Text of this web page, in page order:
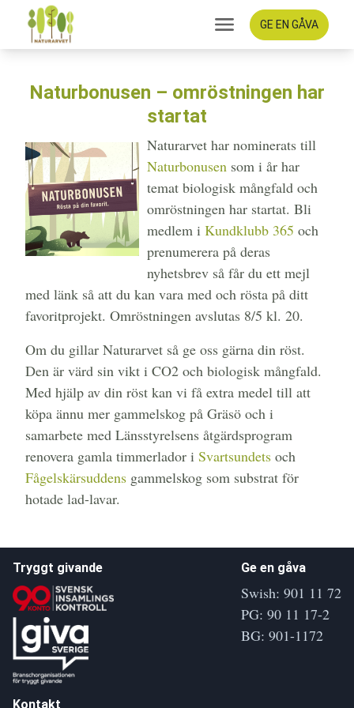
GE EN GÅVA
Naturbonusen – omröstningen har
startat
Naturarvet har nominerats till
Naturbonusensom i år har
temat biologisk mångfald och
omröstningen har startat. Bli
medlem i Kundklubb 365 och
prenumerera på deras
nyhetsbrev så får du ett mejl
med länk så att du kan vara med och rösta på ditt
favoritprojekt. Omröstningen avslutas 8/5 kl. 20.
Om du gillar Naturarvet så ge oss gärna din röst.
Den är värd sin vikt i CO2 och biologisk mångfald.
Med hjälp av din röst kan vi få extra medel till att
köpa ännu mer gammelskog på Gräsö och i
samarbete med Länsstyrelsens åtgärdsprogram
renovera gamla timmerlador i Svartsundets och
Fågelskärsuddens gammelskog som substrat för
hotade lad-lavar.
Tryggt givande Ge en gåva
Swish: 901 11 72
PG: 90 11 17-2
BG: 901-1172
Kontakt